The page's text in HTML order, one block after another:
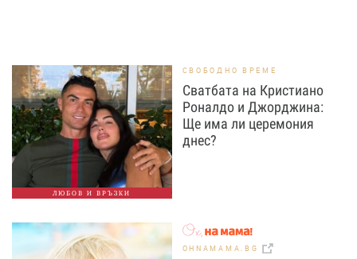
ЛЮБОВ И ВРЪЗКИ
СВОБОДНО ВРЕМЕ
Сватбата на Кристиано
Роналдо и Джорджина:
Ще има ли церемония
днес?
OHNAMAMA.BG